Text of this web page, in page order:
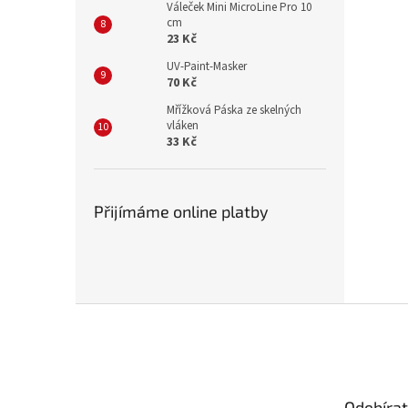
Váleček Mini MicroLine Pro 10
cm
23 Kč
UV-Paint-Masker
70 Kč
Mřížková Páska ze skelných
vláken
33 Kč
Přijímáme online platby